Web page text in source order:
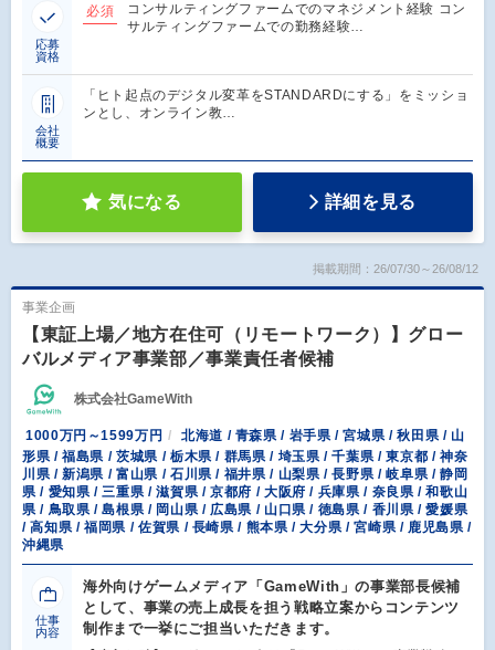
応募
資格
必須
コンサルティングファームでのマネジメント経験 コン
サルティングファームでの勤務経験…
会社
概要
「ヒト起点のデジタル変革をSTANDARDにする」をミッショ
ンとし、オンライン教…
気になる 詳細を見る
掲載期間：26/07/30～26/08/12
事業企画
【東証上場／地方在住可（リモートワーク）】グロー
バルメディア事業部／事業責任者候補
株式会社GameWith
1000万円～1599万円
北海道 / 青森県 / 岩手県 / 宮城県 / 秋田県 / 山
形県 / 福島県 / 茨城県 / 栃木県 / 群馬県 / 埼玉県 / 千葉県 / 東京都 / 神奈
川県 / 新潟県 / 富山県 / 石川県 / 福井県 / 山梨県 / 長野県 / 岐阜県 / 静岡
県 / 愛知県 / 三重県 / 滋賀県 / 京都府 / 大阪府 / 兵庫県 / 奈良県 / 和歌山
県 / 鳥取県 / 島根県 / 岡山県 / 広島県 / 山口県 / 徳島県 / 香川県 / 愛媛県
/ 高知県 / 福岡県 / 佐賀県 / 長崎県 / 熊本県 / 大分県 / 宮崎県 / 鹿児島県 /
沖縄県
仕事
内容
海外向けゲームメディア「GameWith」の事業部長候補
として、事業の売上成長を担う戦略立案からコンテンツ
制作まで一挙にご担当いただきます。